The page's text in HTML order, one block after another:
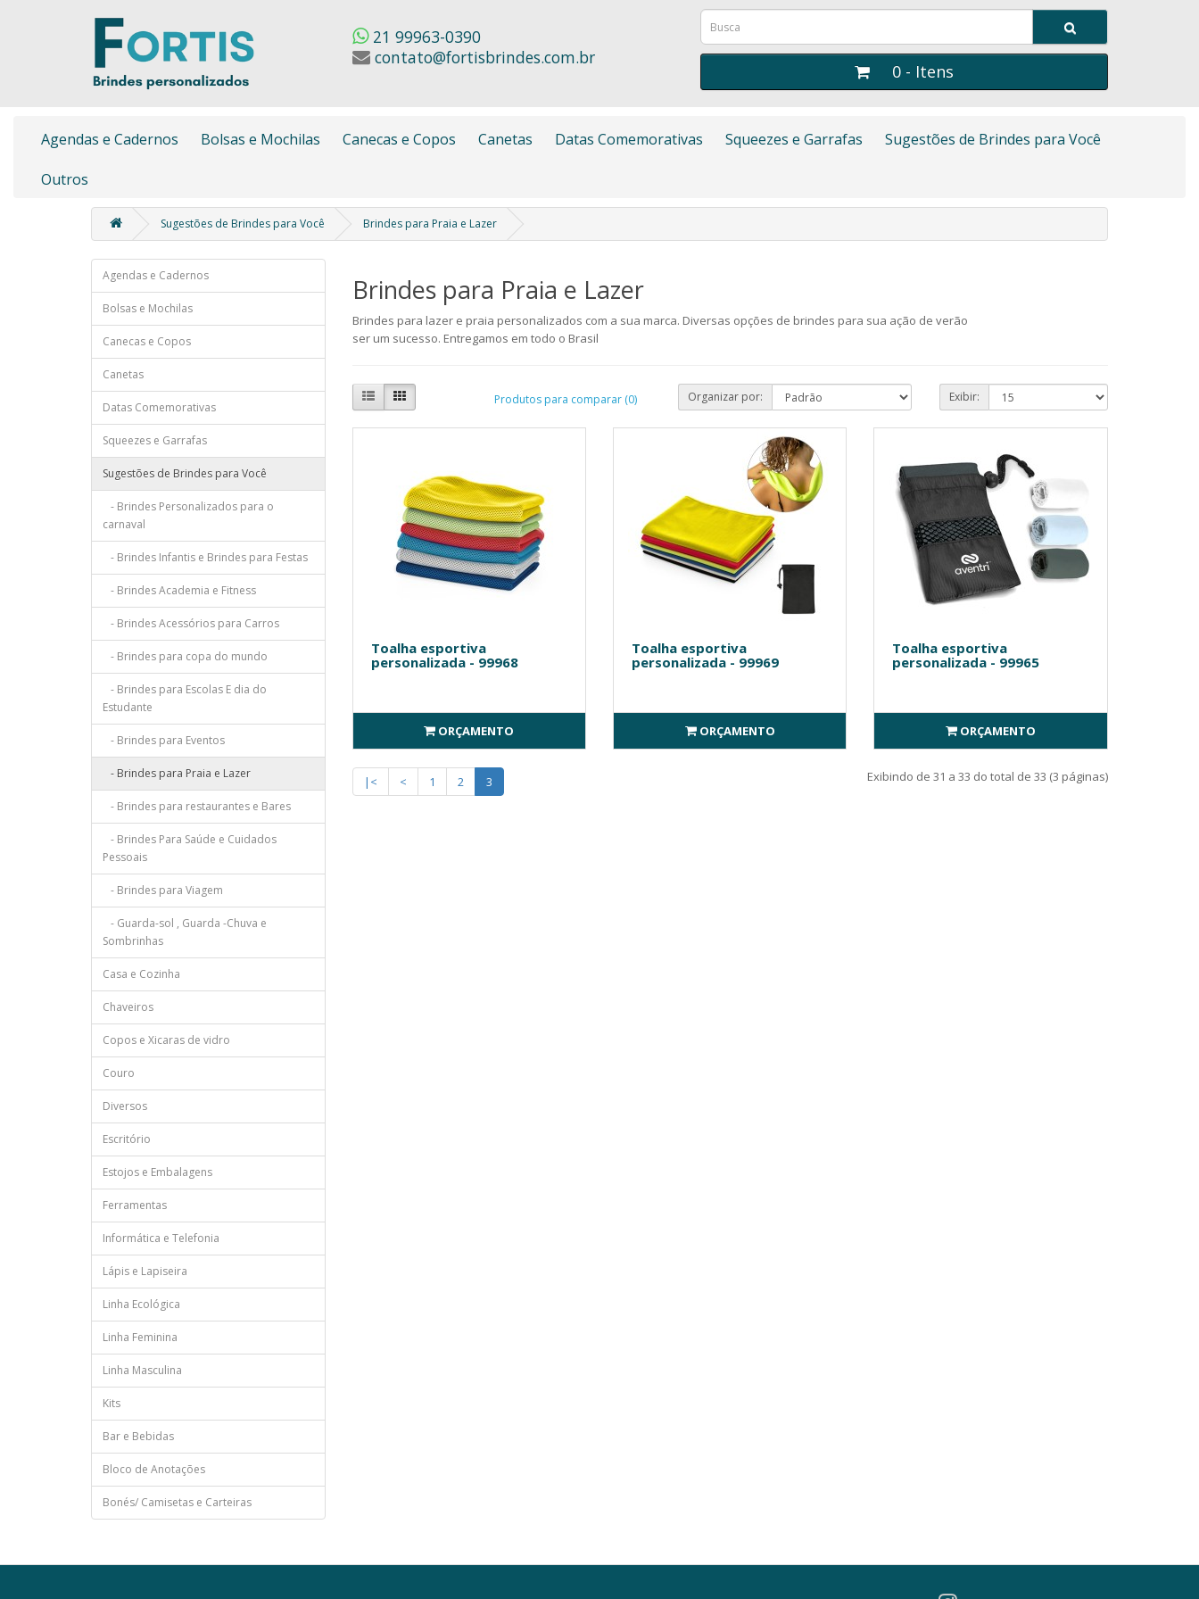
21 99963-0390
contato@fortisbrindes.com.br
0 - Itens
Agendas e Cadernos Bolsas e Mochilas Canecas e Copos Canetas Datas Comemorativas Squeezes e Garrafas Sugestões de Brindes para Você
Outros
Sugestões de Brindes para Você Brindes para Praia e Lazer
Agendas e Cadernos
Bolsas e Mochilas
Canecas e Copos
Canetas
Datas Comemorativas
Squeezes e Garrafas
Sugestões de Brindes para Você
- Brindes Personalizados para o
carnaval
- Brindes Infantis e Brindes para Festas
- Brindes Academia e Fitness
- Brindes Acessórios para Carros
- Brindes para copa do mundo
- Brindes para Escolas E dia do
Estudante
- Brindes para Eventos
- Brindes para Praia e Lazer
- Brindes para restaurantes e Bares
- Brindes Para Saúde e Cuidados
Pessoais
- Brindes para Viagem
- Guarda-sol , Guarda -Chuva e
Sombrinhas
Casa e Cozinha
Chaveiros
Copos e Xicaras de vidro
Couro
Diversos
Escritório
Estojos e Embalagens
Ferramentas
Informática e Telefonia
Lápis e Lapiseira
Linha Ecológica
Linha Feminina
Linha Masculina
Kits
Bar e Bebidas
Bloco de Anotações
Bonés/ Camisetas e Carteiras
Brindes para Praia e Lazer
Brindes para lazer e praia personalizados com a sua marca. Diversas opções de brindes para sua ação de verão
ser um sucesso. Entregamos em todo o Brasil
Produtos para comparar (0) Organizar por: Exibir:
Toalha esportiva
personalizada - 99968
ORÇAMENTO
Toalha esportiva
personalizada - 99969
ORÇAMENTO
Toalha esportiva
personalizada - 99965
ORÇAMENTO
|< < 1 2 3 Exibindo de 31 a 33 do total de 33 (3 páginas)